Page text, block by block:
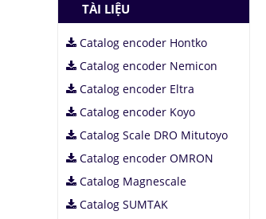
TÀI LIỆU
Catalog encoder Hontko
Catalog encoder Nemicon
Catalog encoder Eltra
Catalog encoder Koyo
Catalog Scale DRO Mitutoyo
Catalog encoder OMRON
Catalog Magnescale
Catalog SUMTAK